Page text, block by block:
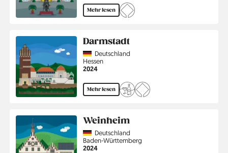
Mehr lesen
Darmstadt
CountryDeutschland
Region
Hessen
Jahr
2024
Mehr lesen
Weinheim
CountryDeutschland
Region
Baden-Württemberg
Jahr
2024